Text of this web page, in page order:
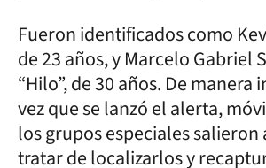
Fueron identificados como
de 23 años, y Marcelo Gabriel
“Hilo”, de 30 años. De manera
vez que se lanzó el alerta,
los grupos especiales salieron
tratar de localizarlos y